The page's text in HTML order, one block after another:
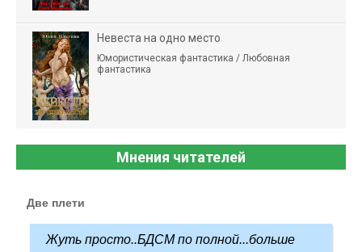
Невеста на одно место
Юмористическая фантастика / Любовная
фантастика
Мнения читателей
Две плети
Жуть просто..БДСМ по полной...больше